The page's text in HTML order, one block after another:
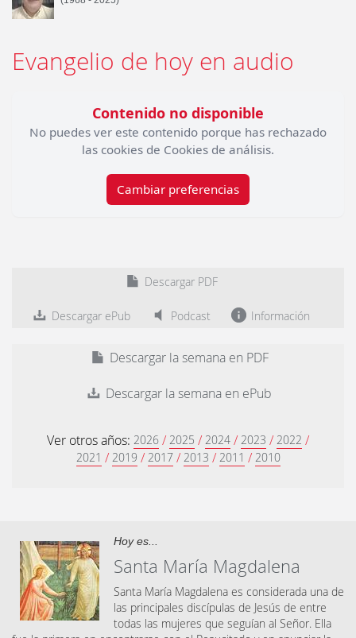
Evangelio de hoy en audio
Contenido no disponible
No puedes ver este contenido porque has rechazado
las cookies de Cookies de análisis.
Cambiar preferencias
Descargar PDF
Descargar ePub Podcast Información
Descargar la semana en PDF
Descargar la semana en ePub
Ver otros años: 2026 / 2025 / 2024 / 2023 / 2022 /
2021 / 2019 / 2017 / 2013 / 2011 / 2010
Hoy es...
Santa María Magdalena
Santa María Magdalena es considerada una de
las principales discípulas de Jesús de entre
todas las mujeres que seguían al Señor. Ella